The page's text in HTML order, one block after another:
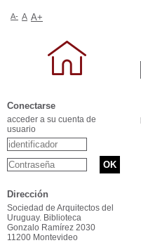
A- A A+
Conectarse
acceder a su cuenta de
usuario
Dirección
Sociedad de Arquitectos del
Uruguay. Biblioteca
Gonzalo Ramírez 2030
11200 Montevideo